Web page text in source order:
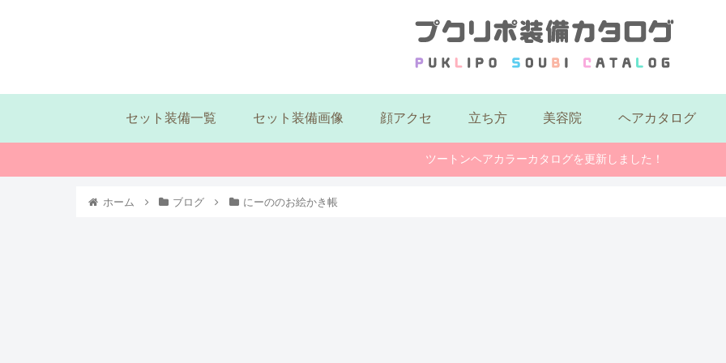
セット装備一覧 セット装備画像 顔アクセ 立ち方 美容院 ヘアカタログ
ツートンヘアカラーカタログを更新しました！
ホーム ブログ にーののお絵かき帳